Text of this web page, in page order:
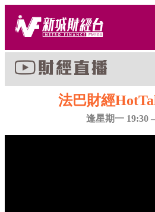
法巴財經
逢星期一 19:30